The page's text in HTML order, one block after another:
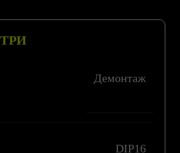
Демонтаж
DIP16